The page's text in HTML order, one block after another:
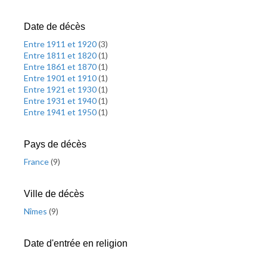
Date de décès
Entre 1911 et 1920(3)
Entre 1811 et 1820(1)
Entre 1861 et 1870(1)
Entre 1901 et 1910(1)
Entre 1921 et 1930(1)
Entre 1931 et 1940(1)
Entre 1941 et 1950(1)
Pays de décès
France(9)
Ville de décès
Nîmes (9)
Date d'entrée en religion